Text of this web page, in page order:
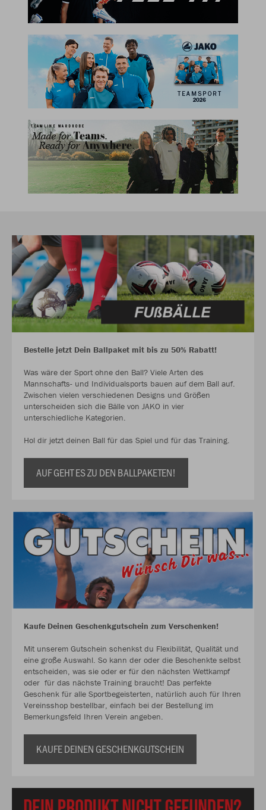
Bestelle jetzt Dein Ballpaket mit bis zu 50% Rabatt!
Was wäre der Sport ohne den Ball? Viele Arten des
Mannschafts- und Individualsports bauen auf dem Ball auf.
Zwischen vielen verschiedenen Designs und Größen
unterscheiden sich die Bälle von JAKO in vier
unterschiedliche Kategorien.
Hol dir jetzt deinen Ball für das Spiel und für das Training.
AUF GEHT ES ZU DEN BALLPAKETEN!
Kaufe Deinen Geschenkgutschein zum Verschenken!
Mit unserem Gutschein schenkst du Flexibilität, Qualität und
eine große Auswahl. So kann der oder die Beschenkte selbst
entscheiden, was sie oder er für den nächsten Wettkampf
oder für das nächste Training braucht! Das perfekte
Geschenk für alle Sportbegeisterten, natürlich auch für Ihren
Vereinsshop bestellbar, einfach bei der Bestellung im
Bemerkungsfeld Ihren Verein angeben.
KAUFE DEINEN GESCHENKGUTSCHEIN